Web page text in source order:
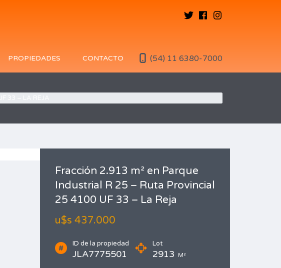
(54) 11 6380-7000
PROPIEDADES CONTACTO
Fracción 2.913 m² en Parque
Industrial R 25 – Ruta Provincial
25 4100 UF 33 – La Reja
u$s 437.000
ID de la propiedad
JLA7775501
Lot
2913 M²